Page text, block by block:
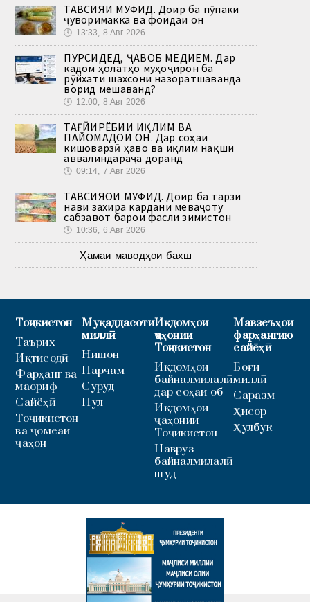
ТАВСИЯИ МУФИД. Доир ба пӯпаки
ҷуворимакка ва фоидаи он
🕔 13:33, 8.Авг 2026
ПУРСИДЕД, ҶАВОБ МЕДИҲЕМ. Дар
кадом ҳолатҳо муҳоҷирон ба
рӯйхати шахсони назоратшаванда
ворид мешаванд?
🕔 12:00, 8.Авг 2026
ТАҒЙИРЁБИИ ИҚЛИМ ВА
ПАЙОМАДҲОИ ОН. Дар соҳаи
кишоварзӣ ҳаво ва иқлим нақши
аввалиндараҷа доранд
🕔 09:14, 7.Авг 2026
ТАВСИЯҲОИ МУФИД. Доир ба тарзи
нави захира кардани меваҷоту
сабзавот барои фасли зимистон
🕔 10:36, 6.Авг 2026
Ҳамаи маводҳои бахш
Тоҷикистон
Таърих
Иқтисодӣ
Фарҳанг ва
маориф
Сайёҳӣ
Тоҷикистон
ва ҷомеаи
ҷаҳон
Муқаддасоти
миллӣ
Нишон
Парчам
Суруд
Пул
Иқдомҳои
ҷаҳонии
Тоҷикистон
Иқдомҳои
байналмилалӣ
дар соҳаи об
Иқдомҳои
ҷаҳонии
Тоҷикистон
Наврӯз
байналмилалӣ
шуд
Мавзеъҳои
фарҳангию
сайёҳӣ
Боғи
миллӣ
Саразм
Ҳисор
Ҳулбук